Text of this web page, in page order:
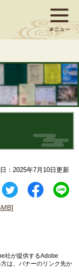
：2025年7月10日更新
社が提供するAdobe
は、バナーのリンク先か